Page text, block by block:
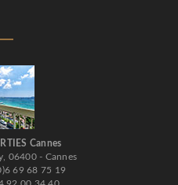
Cannes
06400 - Cannes
69 68 75 19